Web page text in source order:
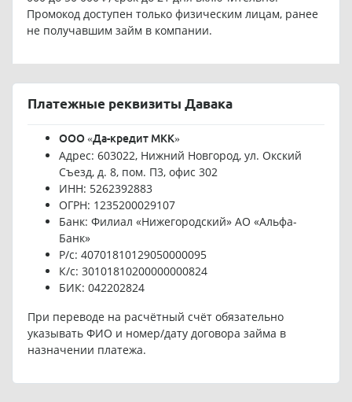
Промокод доступен только физическим лицам, ранее
не получавшим займ в компании.
Платежные реквизиты Давака
ООО «Да-кредит МКК»
Адрес: 603022, Нижний Новгород, ул. Окский
Съезд, д. 8, пом. П3, офис 302
ИНН: 5262392883
ОГРН: 1235200029107
Банк: Филиал «Нижегородский» АО «Альфа-
Банк»
Р/с: 40701810129050000095
К/с: 30101810200000000824
БИК: 042202824
При переводе на расчётный счёт обязательно
указывать ФИО и номер/дату договора займа в
назначении платежа.